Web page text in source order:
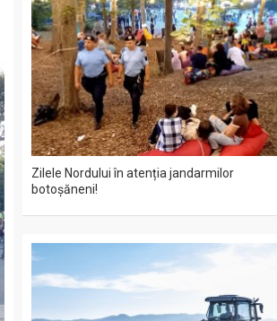
Zilele Nordului în atenția jandarmilor
botoșăneni!